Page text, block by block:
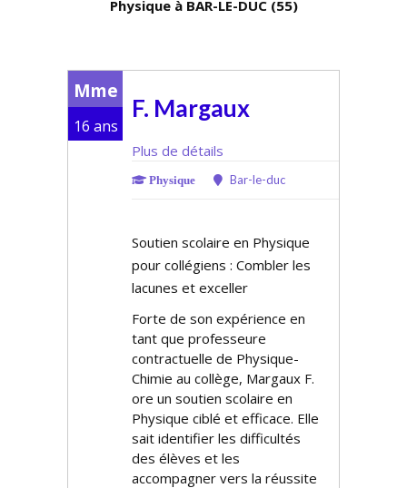
Physique à BAR-LE-DUC (55)
Mme
16 ans
F. Margaux
Plus de détails
Physique Bar-le-duc
Soutien scolaire en Physique
pour collégiens : Combler les
lacunes et exceller
Forte de son expérience en
tant que professeure
contractuelle de Physique-
Chimie au collège, Margaux F.
offre un soutien scolaire en
Physique ciblé et efficace. Elle
sait identifier les difficultés
des élèves et les
accompagner vers la réussite